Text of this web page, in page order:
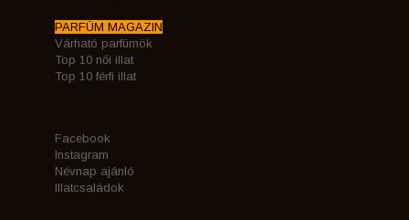
PARFÜM MAGAZIN
Várható parfümök
Top 10 női illat
Top 10 férfi illat
Facebook
Instagram
Névnap ajánló
Illatcsaládok